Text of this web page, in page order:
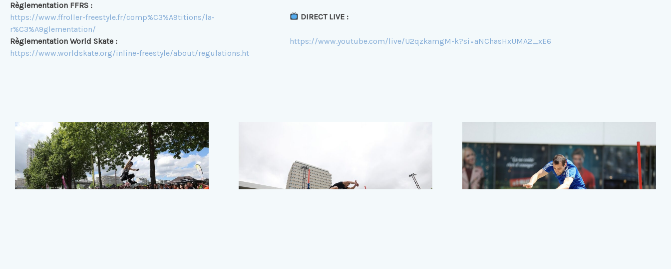
Règlementation FFRS :
https://www.ffroller-freestyle.fr/comp%C3%A9titions/la-
r%C3%A9glementation/
Règlementation World Skate :
https://www.worldskate.org/inline-freestyle/about/regulations.ht
DIRECT LIVE :
https://www.youtube.com/live/U2qzkamgM-k?si=aNChasHxUMA2_xE6